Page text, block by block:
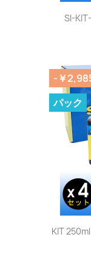
SI-
KIT
-￥
パック